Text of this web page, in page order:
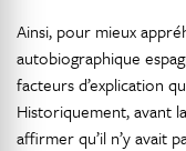
Ainsi, pour mieux
autobiographique
facteurs d’explication
Historiquement, avant
affirmer qu’il n’y avait